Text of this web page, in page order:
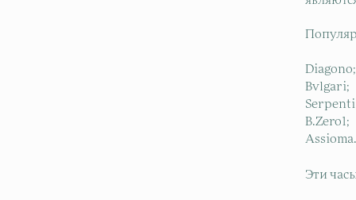
Diagono;
Bvlgari;
B.Zero1;
Assioma.
Эти